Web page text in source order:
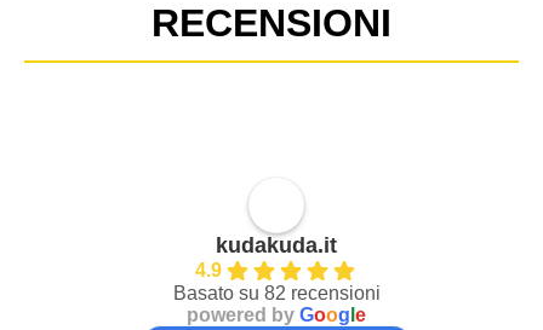
RECENSIONI
kudakuda.it
4.9
Basato su 82 recensioni
powered by Goog e